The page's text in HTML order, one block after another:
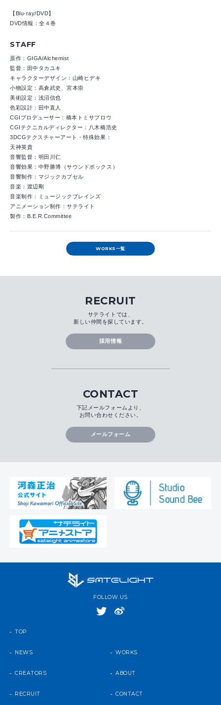
【Blu-ray/DVD】
DVD情報：全４巻
STAFF
原作：GIGA/Alchemist
監督：田中タカユキ
キャラクターデザイン：山崎ヒデキ
小物設定：高倉武史、宮本崇
美術設定：浅沼信也
色彩設計：田中直人
CGIプロデューサー：橋本トミサブロウ
CGIテクニカルディレクター：八木橋浩史
3DCGテクスチャーアート・特殊効果：
天神英貴
音響監督：明田川仁
音響効果：中野勝博（サウンドボックス）
音響制作：マジックカプセル
音楽：渡辺剛
音楽制作：ミュージックブレインズ
アニメーション制作：サテライト
製作：B.E.R.Committee
WORKS一覧
RECRUIT
サテライトでは、
新しい仲間を探しています。
採用情報
CONTACT
下記メールフォームより、
お問い合わせください。
メールフォーム
FOLLOW US
TOP
NEWS WORKS
CREATORS ABOUT
RECRUIT CONTACT